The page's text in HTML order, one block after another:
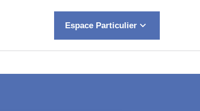
Espace Particulier keyboard_arrow_down